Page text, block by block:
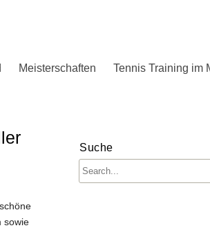
Meisterschaften Tennis Training im
sowie
Suche